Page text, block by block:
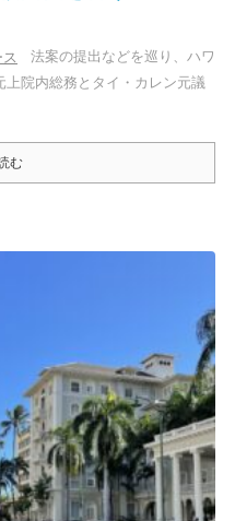
法案の提出などを巡り、ハワ
院内総務とタイ・カレン元議
む